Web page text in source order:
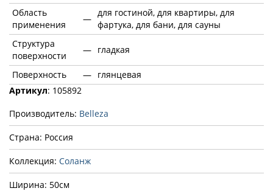
Область
применения
—
для гостиной, для квартиры, для
фартука, для бани, для сауны
Структура
поверхности
— гладкая
Поверхность — глянцевая
Артикул: 105892
Производитель: Belleza
Страна: Россия
Коллекция: Соланж
Ширина: 50см